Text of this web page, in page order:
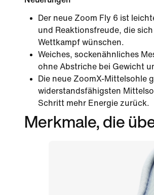
Der neue Zoom Fly 6 ist
und Reaktionsfreude, die
Wettkampf wünschen.
Weiches, sockenähnliches
ohne Abstriche bei Gewicht
Die neue ZoomX-Mittelsohle
widerstandsfähigsten
Schritt mehr Energie zurück.
Merkmale, die